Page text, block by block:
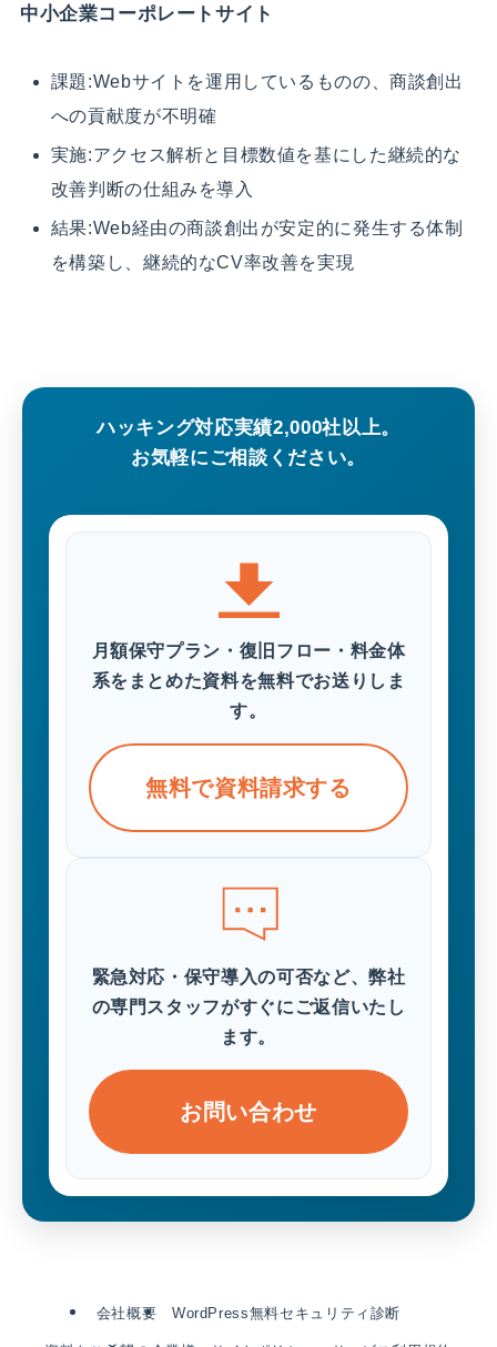
中小企業コーポレートサイト
課題:Webサイトを運用しているものの、商談創出
への貢献度が不明確
実施:アクセス解析と目標数値を基にした継続的な
改善判断の仕組みを導入
結果:Web経由の商談創出が安定的に発生する体制
を構築し、継続的なCV率改善を実現
ハッキング対応実績2,000社以上。
お気軽にご相談ください。
月額保守プラン・復旧フロー・料金体
系をまとめた資料を無料でお送りしま
す。
無料で資料請求する
緊急対応・保守導入の可否など、弊社
の専門スタッフがすぐにご返信いたし
ます。
お問い合わせ
会社概要 WordPress無料セキュリティ診断